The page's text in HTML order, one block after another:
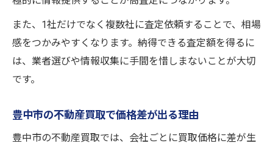
また、1社だけでなく複数社に査定依頼することで、相場
感をつかみやすくなります。納得できる査定額を得るに
は、業者選びや情報収集に手間を惜しまないことが大切
です。
豊中市の不動産買取で価格差が出る理由
豊中市の不動産買取では、会社ごとに買取価格に差が生